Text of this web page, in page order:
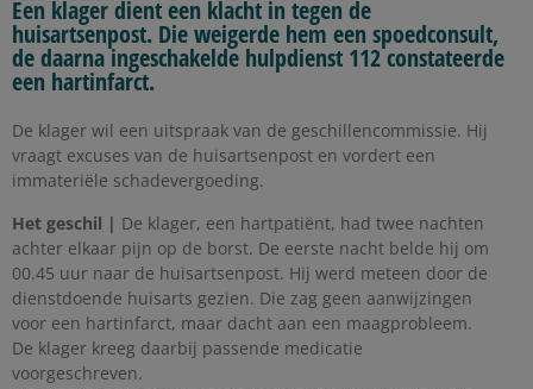
Een klager dient een klacht in tegen de
huisartsenpost. Die weigerde hem een spoedconsult,
de daarna ingeschakelde hulpdienst 112 constateerde
een hartinfarct.
De klager wil een uitspraak van de geschillencommissie. Hij
vraagt excuses van de huisartsenpost en vordert een
immateriële schadevergoeding.
Het geschil | De klager, een hartpatiënt, had twee nachten
achter elkaar pijn op de borst. De eerste nacht belde hij om
00.45 uur naar de huisartsenpost. Hij werd meteen door de
dienstdoende huisarts gezien. Die zag geen aanwijzingen
voor een hartinfarct, maar dacht aan een maagprobleem.
De klager kreeg daarbij passende medicatie
voorgeschreven.